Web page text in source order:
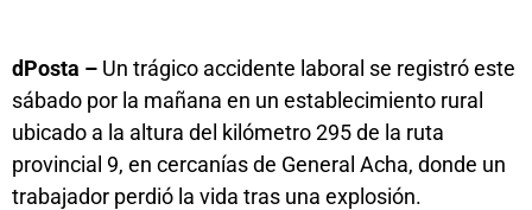
dPosta – Un trágico accidente laboral se registró este
sábado por la mañana en un establecimiento rural
ubicado a la altura del kilómetro 295 de la ruta
provincial 9, en cercanías de General Acha, donde un
trabajador perdió la vida tras una explosión.